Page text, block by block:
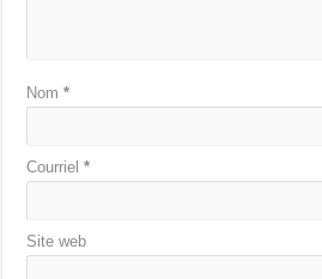
Nom*
Courriel*
Site web